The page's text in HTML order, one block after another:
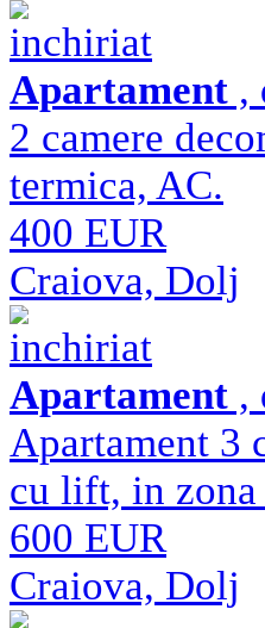
inchiriat
Apartament ,
2 camere
termica, AC.
400 EUR
Craiova, Dolj
inchiriat
Apartament ,
Apartament 3
cu lift, in
600 EUR
Craiova, Dolj